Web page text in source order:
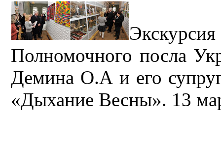
Полномочного посла
Демина О.А и его
«Дыхание Весны». 13